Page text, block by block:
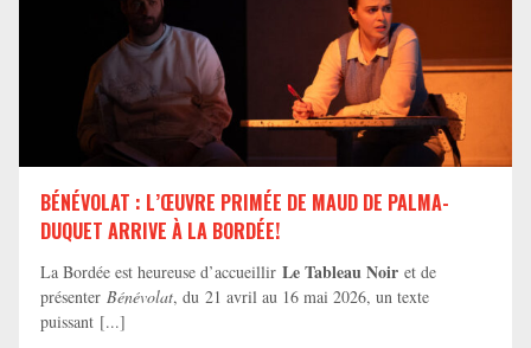
BÉNÉVOLAT : L’ŒUVRE PRIMÉE DE MAUD DE PALMA-
DUQUET ARRIVE À LA BORDÉE!
La Bordée est heureuse d’accueillir Le Tableau Noir et de
présenter Bénévolat, du 21 avril au 16 mai 2026, un texte
puissant [...]